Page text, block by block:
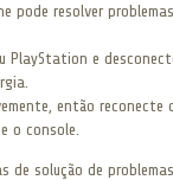
pode resolver
PlayStation e
então reconecte
o console.
de solução de